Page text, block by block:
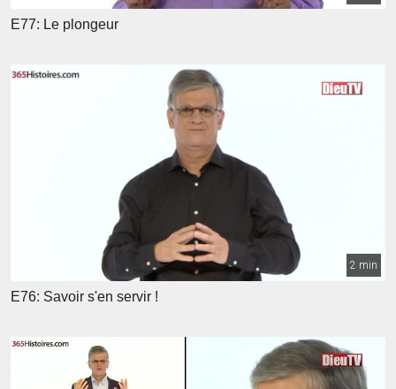
E77: Le plongeur
2 min
E76: Savoir s'en servir !